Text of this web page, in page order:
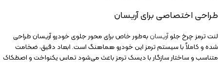
طراحی اختصاصی برای آریسان
لنت ترمز چرخ جلوآریسانبه‌طور خاص برای محور جلوی خودرو آریسان طراحی
شده و کاملاً با سیستم ترمز این خودرو هماهنگ است. ابعاد دقیق، ضخامت
متناسب و ساختار سازگار با دیسک ترمز باعث می‌شود تماس یکنواخت و اصطکاک